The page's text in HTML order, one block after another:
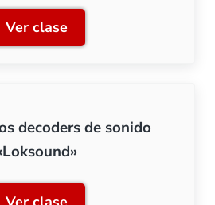
Ver claseClase 10: Funciones
decoders de sonido